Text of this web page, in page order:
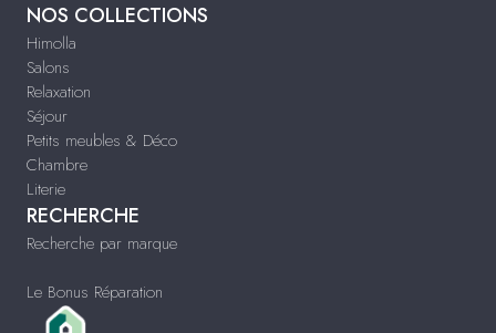
NOS COLLECTIONS
Himolla
Salons
Relaxation
Séjour
Petits meubles & Déco
Chambre
Literie
RECHERCHE
Recherche par marque
Le Bonus Réparation